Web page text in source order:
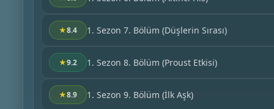
★8.4 1. Sezon 7. Bölüm (Düşlerin Sırası)
★9.2 1. Sezon 8. Bölüm (Proust Etkisi)
★8.9 1. Sezon 9. Bölüm (İlk Aşk)